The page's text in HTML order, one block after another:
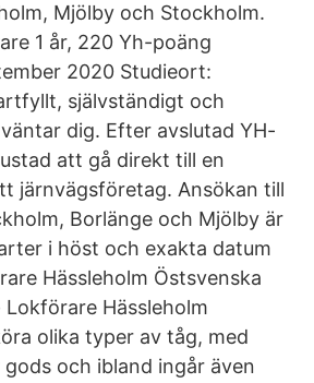
Mjölby och Stockholm.
1 år, 220 Yh-poäng
2020 Studieort:
självständigt och
dig. Efter avslutad YH-
att gå direkt till en
järnvägsföretag. Ansökan till
Borlänge och Mjölby är
i höst och exakta datum
Hässleholm Östsvenska
Lokförare Hässleholm
olika typer av tåg, med
gods och ibland ingår även